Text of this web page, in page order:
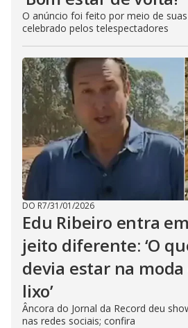
O anúncio foi feito por meio de
celebrado pelos telespectadores
DO R7/31/01/2026
Edu Ribeiro entra
jeito diferente: ‘O
devia estar na
lixo’
Âncora do Jornal da Record deu
nas redes sociais; confira